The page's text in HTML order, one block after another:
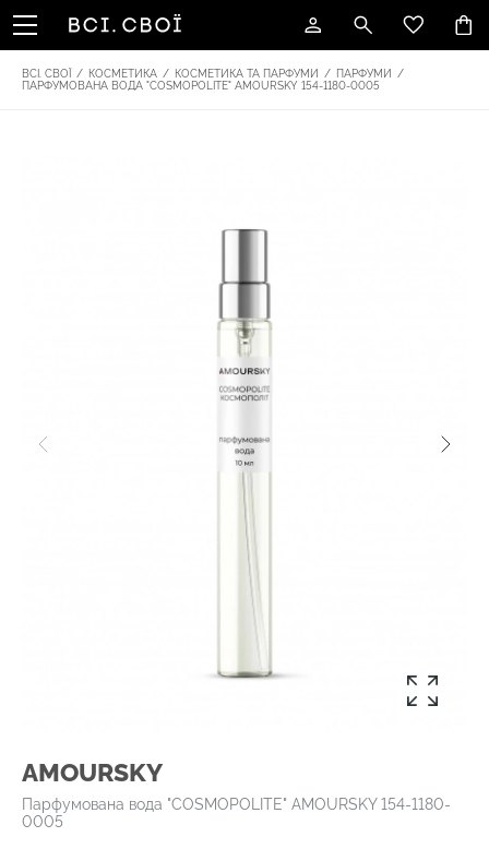
ВСІ. СВОЇ / КОСМЕТИКА / КОСМЕТИКА ТА ПАРФУМИ / ПАРФУМИ
/
ПАРФУМОВАНА ВОДА "COSMOPOLITE" AMOURSKY 154-1180-0005
AMOURSKY
Парфумована вода "COSMOPOLITE" AMOURSKY 154-1180-
0005